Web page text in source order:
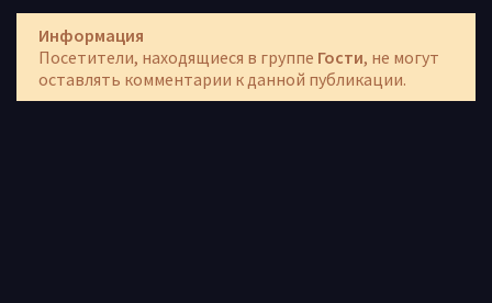
Информация
Посетители, находящиеся в группе Гости, не могут
оставлять комментарии к данной публикации.